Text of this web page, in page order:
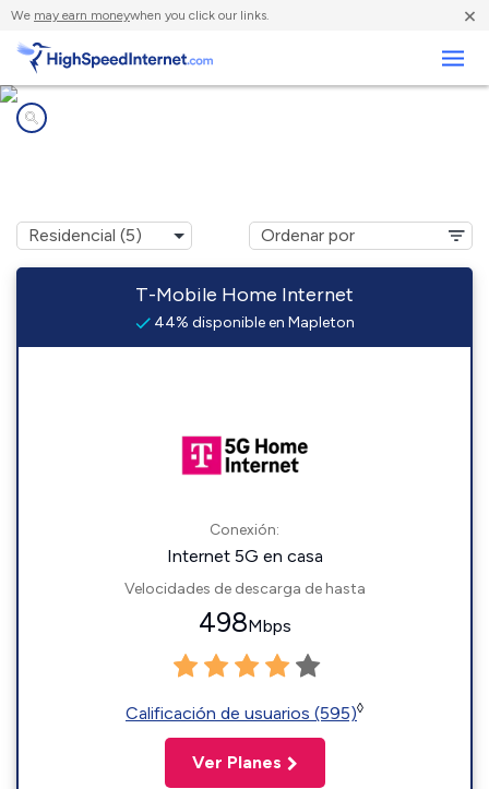
We may earn moneywhen you click our links. ×
T-Mobile Home Internet
44% disponible en Mapleton
Conexión:
Internet 5G en casa
Velocidades de descarga de hasta
498Mbps
Calificación de usuarios (595)◊
Ver Planes